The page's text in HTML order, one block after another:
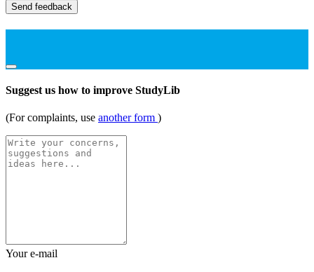
Send feedback
Suggest us how to improve StudyLib
(For complaints, use another form )
Your e-mail